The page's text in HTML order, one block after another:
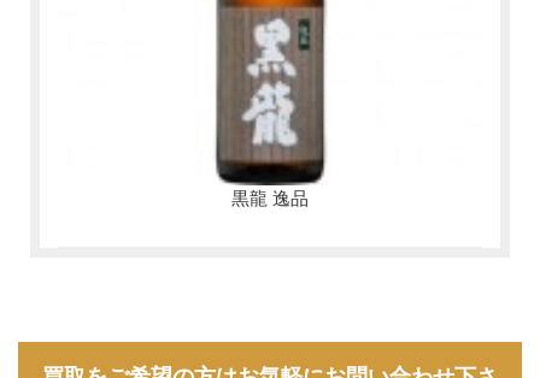
黒龍 逸品